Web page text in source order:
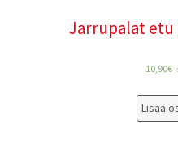
Jarrupalat etu
10,90€
Lisää